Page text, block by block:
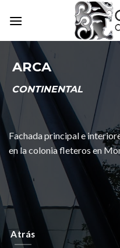
ARCA
CONTINENTAL
Fachada principal e
en la colonia fleteros en
Atrás